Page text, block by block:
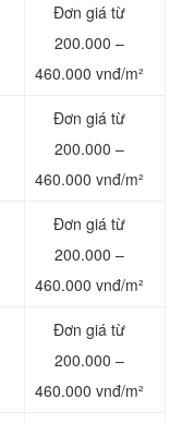
Đơn giá từ
200.000 –
460.000 vnđ/m²
Đơn giá từ
200.000 –
460.000 vnđ/m²
Đơn giá từ
200.000 –
460.000 vnđ/m²
Đơn giá từ
200.000 –
460.000 vnđ/m²